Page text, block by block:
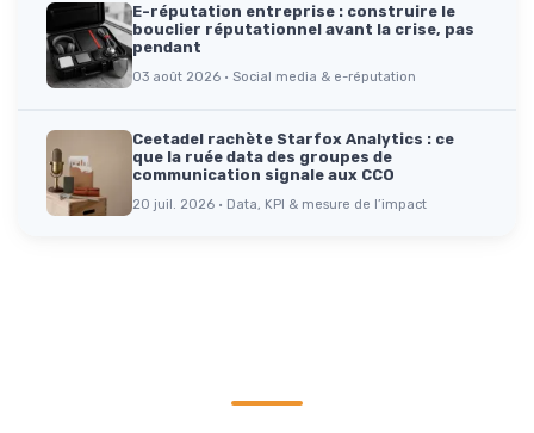
E-réputation entreprise : construire le
bouclier réputationnel avant la crise, pas
pendant
03 août 2026 · Social media & e-réputation
Ceetadel rachète Starfox Analytics : ce
que la ruée data des groupes de
communication signale aux CCO
20 juil. 2026 · Data, KPI & mesure de l’impact